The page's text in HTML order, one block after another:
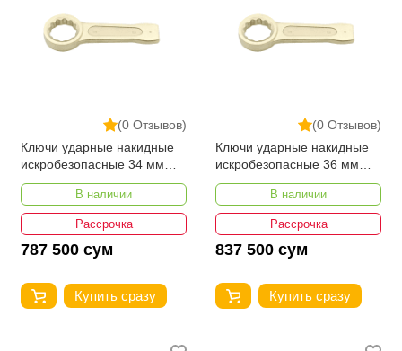
(0 Отзывов)
Ключи ударные накидные
искробезопасные 34 мм
YATO YT-67857
В наличии
Рассрочка
787 500 сум
Купить сразу
(0 Отзывов)
Ключи ударные накидные
искробезопасные 36 мм
YATO YT-67858
В наличии
Рассрочка
837 500 сум
Купить сразу